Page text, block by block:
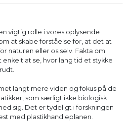
vigtig rolle i vores oplysende
at skabe forståelse for, at det at
naturen eller os selv. Fakta om
at se, hvor lang tid et stykke
langt mere viden og fokus på de
som særligt ikke biologisk
sig. Det er tydeligt i forskningen
med plastikhandleplanen.